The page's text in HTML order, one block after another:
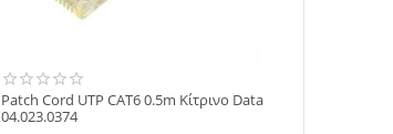
Patch Cord UTP CAT6 0.5m Κίτρινο Data
04.023.0374